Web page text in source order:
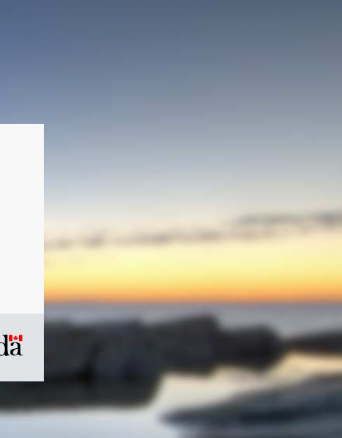
/
Symbole
gouvernement